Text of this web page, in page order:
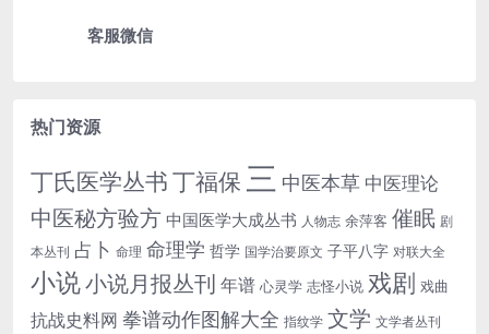
客服微信
热门资源
丁氏医学丛书丁福保 三 中医本草 中医理论
中医秘方验方 中国医学大成丛书 人物志 余萍客 催眠 剧
本丛刊 占卜 命理 命理学 哲学 国学治要原文 子平八字 对联大全
小说小说月报丛刊 年谱 心灵学 志怪小说 戏剧 戏曲
抗战史料网 拳谱动作图解大全 指纹学 文学 文学者丛刊